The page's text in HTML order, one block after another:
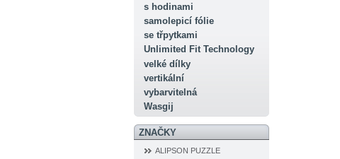
s hodinami
samolepicí fólie
se třpytkami
Unlimited Fit Technology
velké dílky
vertikální
vybarvitelná
Wasgij
ZNAČKY
ALIPSON PUZZLE